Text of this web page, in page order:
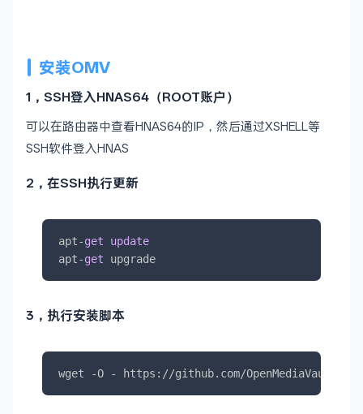
安装OMV
1，SSH登入HNAS64（ROOT账户）
可以在路由器中查看HNAS64的IP，然后通过XSHELL等
SSH软件登入HNAS
2，在SSH执行更新
apt-get
update
apt-get upgrade
3，执行安装脚本
wget -O - https://github.com/